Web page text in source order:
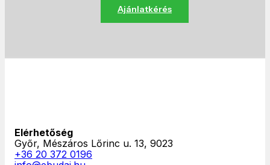
Ajánlatkérés
Elérhetőség
Győr, Mészáros Lőrinc u. 13, 9023
+36 20 372 0196